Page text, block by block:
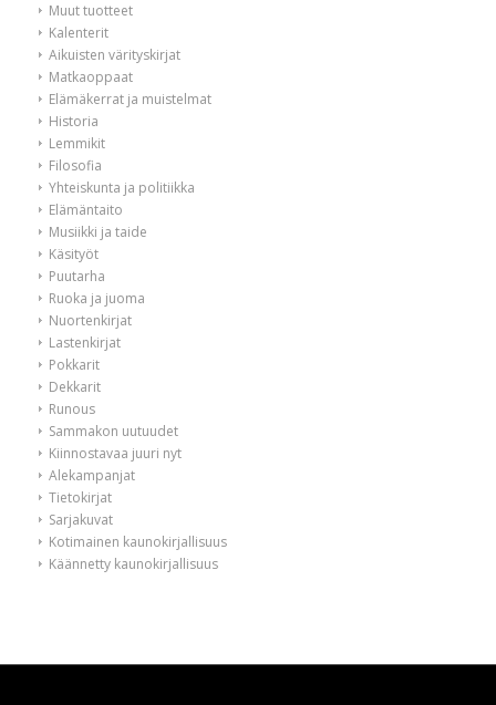
Muut tuotteet
Kalenterit
Aikuisten värityskirjat
Matkaoppaat
Elämäkerrat ja muistelmat
Historia
Lemmikit
Filosofia
Yhteiskunta ja politiikka
Elämäntaito
Musiikki ja taide
Käsityöt
Puutarha
Ruoka ja juoma
Nuortenkirjat
Lastenkirjat
Pokkarit
Dekkarit
Runous
Sammakon uutuudet
Kiinnostavaa juuri nyt
Alekampanjat
Tietokirjat
Sarjakuvat
Kotimainen kaunokirjallisuus
Käännetty kaunokirjallisuus